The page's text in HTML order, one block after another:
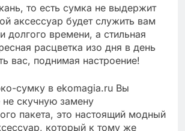
то есть сумка не выдержит
аксессуар будет служить вам
долгого времени, а стильная
расцветка изо дня в день
вас, поднимая настроение!
сумку в ekomagia.ru Вы
не скучную замену
пакета, это настоящий модный
который к тому же